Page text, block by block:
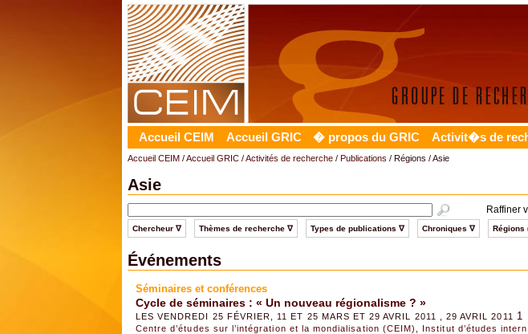
Accueil CEIM Accueil GRIC � propos du GRIC Activit�s de
Accueil CEIM/Accueil GRIC/Activités de recherche/ Publications / Régions / Asie
Asie
Raffiner
Chercheur ∇ Thèmes de recherche ∇ Types de publications ∇ Chroniques ∇ Régions
Événements
Séminaires et conférences
Cycle de séminaires : « Un nouveau régionalisme ? »
LES VENDREDI 25 FÉVRIER, 11 ET 25 MARS ET 29 AVRIL 2011 , 29 AVRIL 2011 1
Centre d’études sur l’intégration et la mondialisation (CEIM)
Institut d’études